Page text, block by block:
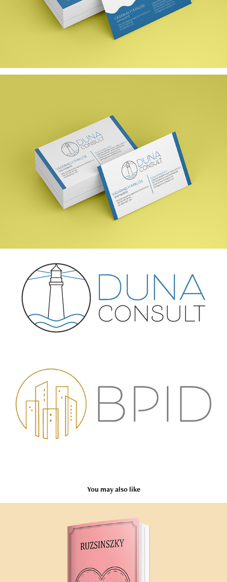
You may also like